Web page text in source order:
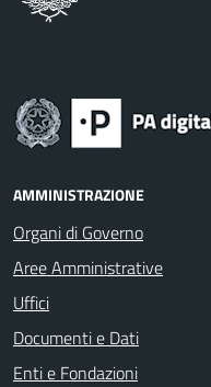
AMMINISTRAZIONE
Organi di Governo
Aree Amministrative
Uffici
Documenti e Dati
Enti e Fondazioni